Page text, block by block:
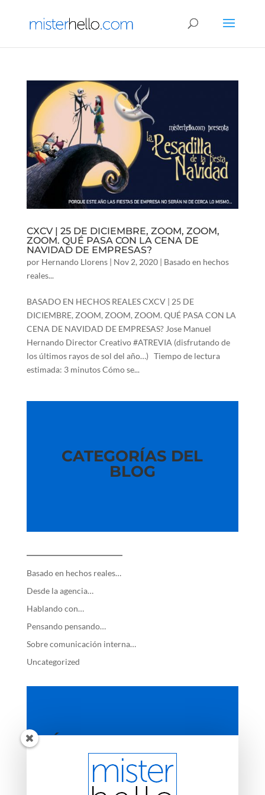
CXCV | 25 DE DICIEMBRE, ZOOM, ZOOM,
ZOOM. QUÉ PASA CON LA CENA DE
NAVIDAD DE EMPRESAS?
por Hernando Llorens| Nov 2, 2020| Basado en hechos
reales...
BASADO EN HECHOS REALES CXCV | 25 DE
DICIEMBRE, ZOOM, ZOOM, ZOOM. QUÉ PASA CON LA
CENA DE NAVIDAD DE EMPRESAS? Jose Manuel
Hernando Director Creativo #ATREVIA (disfrutando de
los últimos rayos de sol del año…) Tiempo de lectura
estimada: 3 minutos Cómo se...
CATEGORÍAS DEL
BLOG
—————————
Basado en hechos reales…
Desde la agencia…
Hablando con…
Pensando pensando…
Sobre comunicación interna…
Uncategorized
ÚLTIMAS ENTRADAS